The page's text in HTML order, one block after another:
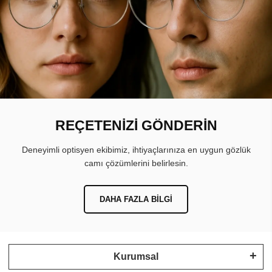
REÇETENİZİ GÖNDERİN
Deneyimli optisyen ekibimiz, ihtiyaçlarınıza en uygun gözlük
camı çözümlerini belirlesin.
DAHA FAZLA BILGI
Kurumsal